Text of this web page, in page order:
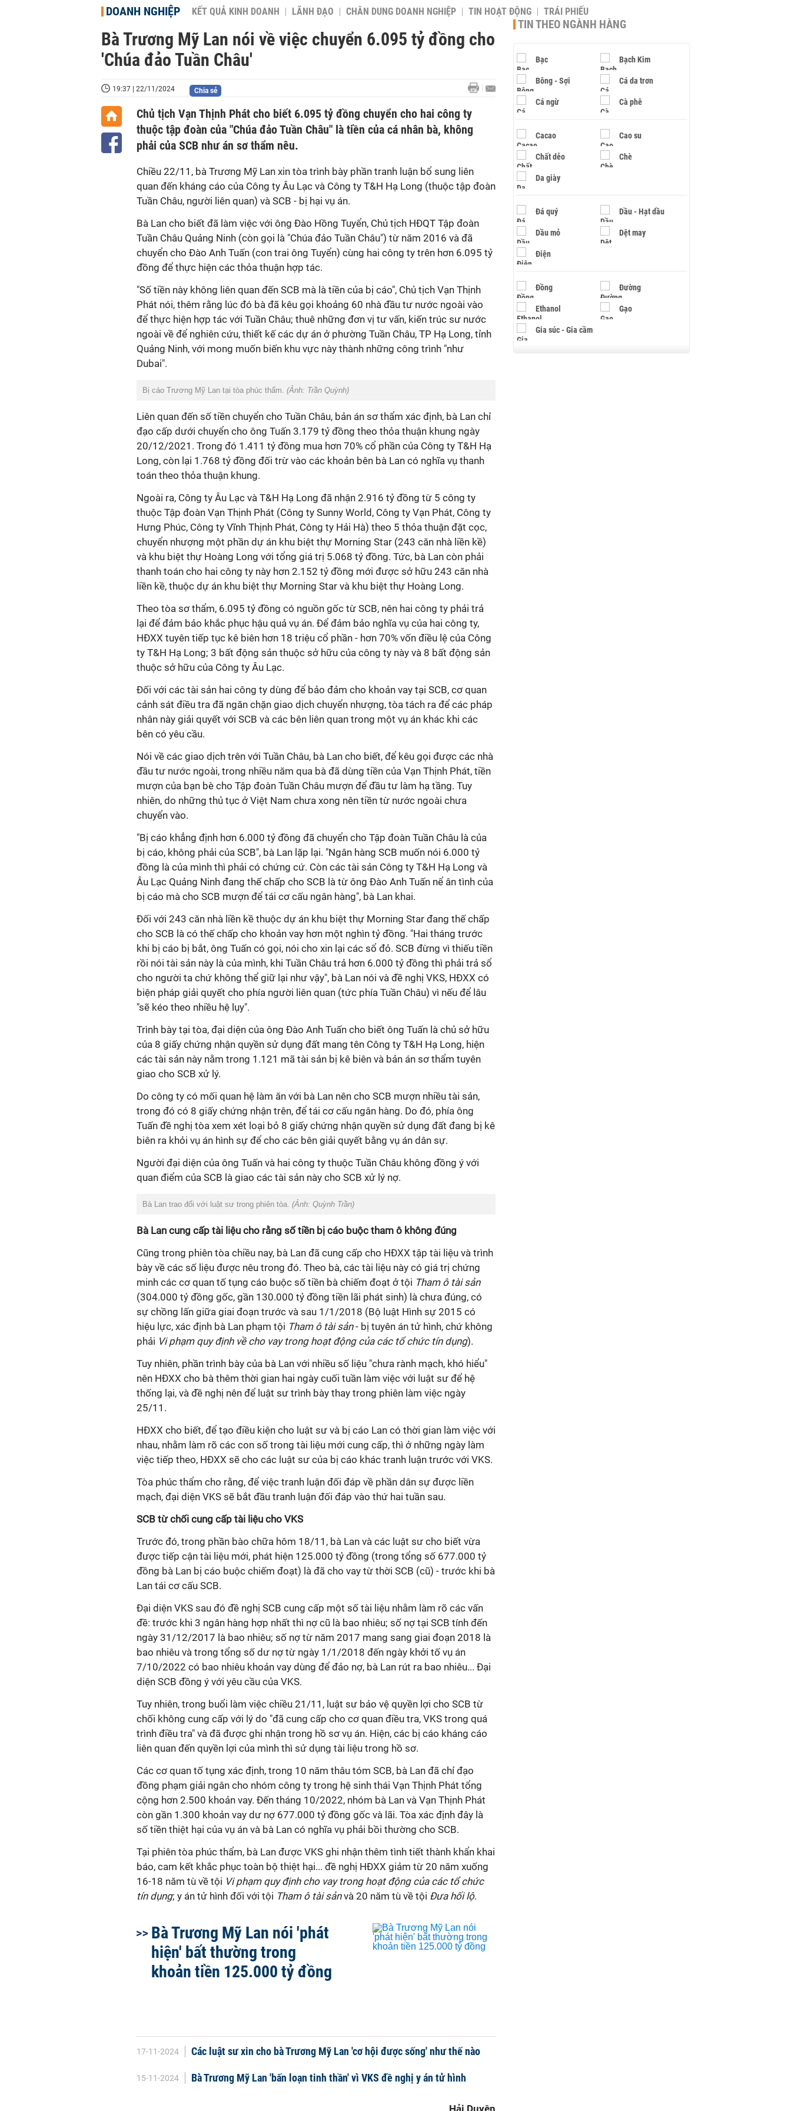
DOANH NGHIỆP KẾT QUẢ KINH DOANH LÃNH ĐẠO CHÂN DUNG DOANH NGHIỆP TIN HOẠT ĐỘNG TRÁI PHIẾU
Bà Trương Mỹ Lan nói về việc chuyển 6.095 tỷ đồng cho
'Chúa đảo Tuần Châu'
19:37 | 22/11/2024 Chia sẻ
Chủ tịch Vạn Thịnh Phát cho biết 6.095 tỷ đồng chuyển cho hai công ty
thuộc tập đoàn của "Chúa đảo Tuần Châu" là tiền của cá nhân bà, không
phải của SCB như án sơ thẩm nêu.
Chiều 22/11, bà Trương Mỹ Lan xin tòa trình bày phần tranh luận bổ sung liên
quan đến kháng cáo của Công ty Âu Lạc và Công ty T&H Hạ Long (thuộc tập đoàn
Tuần Châu, người liên quan) và SCB - bị hại vụ án.
Bà Lan cho biết đã làm việc với ông Đào Hồng Tuyển, Chủ tịch HĐQT Tập đoàn
Tuần Châu Quảng Ninh (còn gọi là "Chúa đảo Tuần Châu") từ năm 2016 và đã
chuyển cho Đào Anh Tuấn (con trai ông Tuyển) cùng hai công ty trên hơn 6.095 tỷ
đồng để thực hiện các thỏa thuận hợp tác.
"Số tiền này không liên quan đến SCB mà là tiền của bị cáo", Chủ tịch Vạn Thịnh
Phát nói, thêm rằng lúc đó bà đã kêu gọi khoảng 60 nhà đầu tư nước ngoài vào
để thực hiện hợp tác với Tuần Châu; thuê những đơn vị tư vấn, kiến trúc sư nước
ngoài về để nghiên cứu, thiết kế các dự án ở phường Tuần Châu, TP Hạ Long, tỉnh
Quảng Ninh, với mong muốn biến khu vực này thành những công trình "như
Dubai".
Bị cáo Trương Mỹ Lan tại tòa phúc thẩm. (Ảnh: Trần Quỳnh)
Liên quan đến số tiền chuyển cho Tuần Châu, bản án sơ thẩm xác định, bà Lan chỉ
đạo cấp dưới chuyển cho ông Tuấn 3.179 tỷ đồng theo thỏa thuận khung ngày
20/12/2021. Trong đó 1.411 tỷ đồng mua hơn 70% cổ phần của Công ty T&H Hạ
Long, còn lại 1.768 tỷ đồng đối trừ vào các khoản bên bà Lan có nghĩa vụ thanh
toán theo thỏa thuận khung.
Ngoài ra, Công ty Âu Lạc và T&H Hạ Long đã nhận 2.916 tỷ đồng từ 5 công ty
thuộc Tập đoàn Vạn Thịnh Phát (Công ty Sunny World, Công ty Vạn Phát, Công ty
Hưng Phúc, Công ty Vĩnh Thịnh Phát, Công ty Hải Hà) theo 5 thỏa thuận đặt cọc,
chuyển nhượng một phần dự án khu biệt thự Morning Star (243 căn nhà liền kề)
và khu biệt thự Hoàng Long với tổng giá trị 5.068 tỷ đồng. Tức, bà Lan còn phải
thanh toán cho hai công ty này hơn 2.152 tỷ đồng mới được sở hữu 243 căn nhà
liền kề, thuộc dự án khu biệt thự Morning Star và khu biệt thự Hoàng Long.
Theo tòa sơ thẩm, 6.095 tỷ đồng có nguồn gốc từ SCB, nên hai công ty phải trả
lại để đảm bảo khắc phục hậu quả vụ án. Để đảm bảo nghĩa vụ của hai công ty,
HĐXX tuyên tiếp tục kê biên hơn 18 triệu cổ phần - hơn 70% vốn điều lệ của Công
ty T&H Hạ Long; 3 bất động sản thuộc sở hữu của công ty này và 8 bất động sản
thuộc sở hữu của Công ty Âu Lạc.
Đối với các tài sản hai công ty dùng để bảo đảm cho khoản vay tại SCB, cơ quan
cảnh sát điều tra đã ngăn chặn giao dịch chuyển nhượng, tòa tách ra để các pháp
nhân này giải quyết với SCB và các bên liên quan trong một vụ án khác khi các
bên có yêu cầu.
Nói về các giao dịch trên với Tuần Châu, bà Lan cho biết, để kêu gọi được các nhà
đầu tư nước ngoài, trong nhiều năm qua bà đã dùng tiền của Vạn Thịnh Phát, tiền
mượn của bạn bè cho Tập đoàn Tuần Châu mượn để đầu tư làm hạ tầng. Tuy
nhiên, do những thủ tục ở Việt Nam chưa xong nên tiền từ nước ngoài chưa
chuyển vào.
"Bị cáo khẳng định hơn 6.000 tỷ đồng đã chuyển cho Tập đoàn Tuần Châu là của
bị cáo, không phải của SCB", bà Lan lặp lại. "Ngân hàng SCB muốn nói 6.000 tỷ
đồng là của mình thì phải có chứng cứ. Còn các tài sản Công ty T&H Hạ Long và
Âu Lạc Quảng Ninh đang thế chấp cho SCB là từ ông Đào Anh Tuấn nể ân tình của
bị cáo mà cho SCB mượn để tái cơ cấu ngân hàng", bà Lan khai.
Đối với 243 căn nhà liền kề thuộc dự án khu biệt thự Morning Star đang thế chấp
cho SCB là có thế chấp cho khoản vay hơn một nghìn tỷ đồng. "Hai tháng trước
khi bị cáo bị bắt, ông Tuấn có gọi, nói cho xin lại các sổ đỏ. SCB đừng vì thiếu tiền
rồi nói tài sản này là của mình, khi Tuần Châu trả hơn 6.000 tỷ đồng thì phải trả sổ
cho người ta chứ không thể giữ lại như vậy", bà Lan nói và đề nghị VKS, HĐXX có
biện pháp giải quyết cho phía người liên quan (tức phía Tuần Châu) vì nếu để lâu
"sẽ kéo theo nhiều hệ lụy".
Trình bày tại tòa, đại diện của ông Đào Anh Tuấn cho biết ông Tuấn là chủ sở hữu
của 8 giấy chứng nhận quyền sử dụng đất mang tên Công ty T&H Hạ Long, hiện
các tài sản này nằm trong 1.121 mã tài sản bị kê biên và bản án sơ thẩm tuyên
giao cho SCB xử lý.
Do công ty có mối quan hệ làm ăn với bà Lan nên cho SCB mượn nhiều tài sản,
trong đó có 8 giấy chứng nhận trên, để tái cơ cấu ngân hàng. Do đó, phía ông
Tuấn đề nghị tòa xem xét loại bỏ 8 giấy chứng nhận quyền sử dụng đất đang bị kê
biên ra khỏi vụ án hình sự để cho các bên giải quyết bằng vụ án dân sự.
Người đại diện của ông Tuấn và hai công ty thuộc Tuần Châu không đồng ý với
quan điểm của SCB là giao các tài sản này cho SCB xử lý nợ.
Bà Lan trao đổi với luật sư trong phiên tòa. (Ảnh: Quỳnh Trần)
Bà Lan cung cấp tài liệu cho rằng số tiền bị cáo buộc tham ô không đúng
Cũng trong phiên tòa chiều nay, bà Lan đã cung cấp cho HĐXX tập tài liệu và trình
bày về các số liệu được nêu trong đó. Theo bà, các tài liệu này có giá trị chứng
minh các cơ quan tố tụng cáo buộc số tiền bà chiếm đoạt ở tội Tham ô tài sản
(304.000 tỷ đồng gốc, gần 130.000 tỷ đồng tiền lãi phát sinh) là chưa đúng, có
sự chồng lấn giữa giai đoạn trước và sau 1/1/2018 (Bộ luật Hình sự 2015 có
hiệu lực, xác định bà Lan phạm tội Tham ô tài sản- bị tuyên án tử hình, chứ không
phải Vi phạm quy định về cho vay trong hoạt động của các tổ chức tín dụng).
Tuy nhiên, phần trình bày của bà Lan với nhiều số liệu "chưa rành mạch, khó hiểu"
nên HĐXX cho bà thêm thời gian hai ngày cuối tuần làm việc với luật sư để hệ
thống lại, và đề nghị nên để luật sư trình bày thay trong phiên làm việc ngày
25/11.
HĐXX cho biết, để tạo điều kiện cho luật sư và bị cáo Lan có thời gian làm việc với
nhau, nhằm làm rõ các con số trong tài liệu mới cung cấp, thì ở những ngày làm
việc tiếp theo, HĐXX sẽ cho các luật sư của bị cáo khác tranh luận trước với VKS.
Tòa phúc thẩm cho rằng, để việc tranh luận đối đáp về phần dân sự được liền
mạch, đại diện VKS sẽ bắt đầu tranh luận đối đáp vào thứ hai tuần sau.
SCB từ chối cung cấp tài liệu cho VKS
Trước đó, trong phần bào chữa hôm 18/11, bà Lan và các luật sư cho biết vừa
được tiếp cận tài liệu mới, phát hiện 125.000 tỷ đồng (trong tổng số 677.000 tỷ
đồng bà Lan bị cáo buộc chiếm đoạt) là đã cho vay từ thời SCB (cũ) - trước khi bà
Lan tái cơ cấu SCB.
Đại diện VKS sau đó đề nghị SCB cung cấp một số tài liệu nhằm làm rõ các vấn
đề: trước khi 3 ngân hàng hợp nhất thì nợ cũ là bao nhiêu; số nợ tại SCB tính đến
ngày 31/12/2017 là bao nhiêu; số nợ từ năm 2017 mang sang giai đoạn 2018 là
bao nhiêu và trong tổng số dư nợ từ ngày 1/1/2018 đến ngày khởi tố vụ án
7/10/2022 có bao nhiêu khoản vay dùng để đảo nợ, bà Lan rút ra bao nhiêu... Đại
diện SCB đồng ý với yêu cầu của VKS.
Tuy nhiên, trong buổi làm việc chiều 21/11, luật sư bảo vệ quyền lợi cho SCB từ
chối không cung cấp với lý do "đã cung cấp cho cơ quan điều tra, VKS trong quá
trình điều tra" và đã được ghi nhận trong hồ sơ vụ án. Hiện, các bị cáo kháng cáo
liên quan đến quyền lợi của mình thì sử dụng tài liệu trong hồ sơ.
Các cơ quan tố tụng xác định, trong 10 năm thâu tóm SCB, bà Lan đã chỉ đạo
đồng phạm giải ngân cho nhóm công ty trong hệ sinh thái Vạn Thịnh Phát tổng
cộng hơn 2.500 khoản vay. Đến tháng 10/2022, nhóm bà Lan và Vạn Thịnh Phát
còn gần 1.300 khoản vay dư nợ 677.000 tỷ đồng gốc và lãi. Tòa xác định đây là
số tiền thiệt hại của vụ án và bà Lan có nghĩa vụ phải bồi thường cho SCB.
Tại phiên tòa phúc thẩm, bà Lan được VKS ghi nhận thêm tình tiết thành khẩn khai
báo, cam kết khắc phục toàn bộ thiệt hại... đề nghị HĐXX giảm từ 20 năm xuống
16-18 năm tù về tội Vi phạm quy định cho vay trong hoạt động của các tổ chức
tín dụng; y án tử hình đối với tội Tham ô tài sảnvà 20 năm tù về tội Đưa hối lộ.
Bà Trương Mỹ Lan nói 'phát
hiện' bất thường trong
khoản tiền 125.000 tỷ đồng
17-11-2024 Các luật sư xin cho bà Trương Mỹ Lan 'cơ hội được sống' như thế nào
15-11-2024 Bà Trương Mỹ Lan 'bấn loạn tinh thần' vì VKS đề nghị y án tử hình
Hải Duyên
TIN THEO NGÀNH HÀNG
Bạc Bạch Kim
Bông - Sợi Cá da trơn
Cá ngừ Cà phê
Cacao Cao su
Chất dẻo Chè
Da giày
Đá quý Dầu - Hạt dầu
Dầu mỏ Dệt may
Điện
Đồng Đường
Ethanol Gạo
Gia súc - Gia cầm